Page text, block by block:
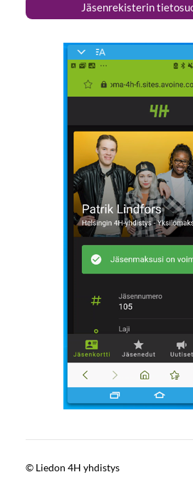
Jäsenrekisterin
© Liedon 4H yhdistys